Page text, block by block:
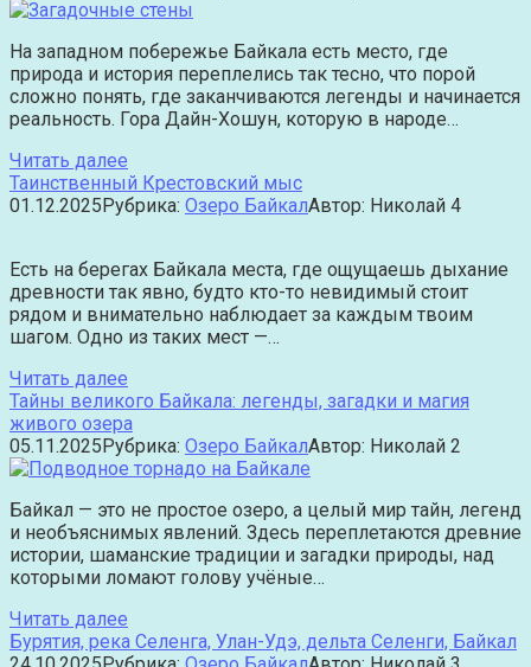
На западном побережье Байкала есть место, где
природа и история переплелись так тесно, что порой
сложно понять, где заканчиваются легенды и начинается
реальность. Гора Дайн-Хошун, которую в народе…
Читать далее
Таинственный Крестовский мыс
01.12.2025Рубрика: Озеро БайкалАвтор: Николай 4
Есть на берегах Байкала места, где ощущаешь дыхание
древности так явно, будто кто-то невидимый стоит
рядом и внимательно наблюдает за каждым твоим
шагом. Одно из таких мест —…
Читать далее
Тайны великого Байкала: легенды, загадки и магия
живого озера
05.11.2025Рубрика: Озеро БайкалАвтор: Николай 2
Байкал — это не простое озеро, а целый мир тайн, легенд
и необъяснимых явлений. Здесь переплетаются древние
истории, шаманские традиции и загадки природы, над
которыми ломают голову учёные…
Читать далее
Бурятия, река Селенга, Улан-Удэ, дельта Селенги, Байкал